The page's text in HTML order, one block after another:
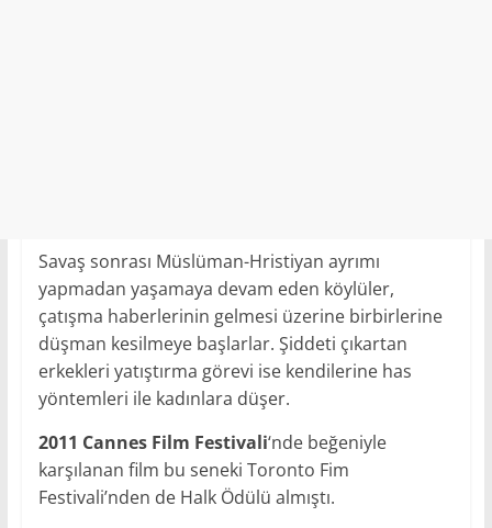
Savaş sonrası Müslüman-Hristiyan ayrımı
yapmadan yaşamaya devam eden köylüler,
çatışma haberlerinin gelmesi üzerine birbirlerine
düşman kesilmeye başlarlar. Şiddeti çıkartan
erkekleri yatıştırma görevi ise kendilerine has
yöntemleri ile kadınlara düşer.
2011 Cannes Film Festivali‘nde beğeniyle
karşılanan film bu seneki Toronto Fim
Festivali’nden de Halk Ödülü almıştı.